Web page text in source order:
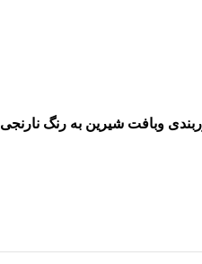
وبافت شیرین به رنگ نارنجی